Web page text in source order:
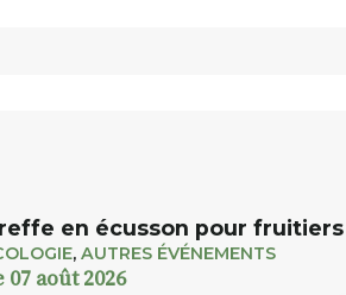
en écusson pour
, AUTRES ÉVÉNEMENTS
07 août 2026